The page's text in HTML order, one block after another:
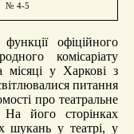
№ 4-5
офіційного
комісаріату
у Харкові з
питання
про театральне
його сторінках
шукань у театрі, у